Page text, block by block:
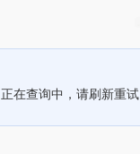
正在查询中，请刷新重试